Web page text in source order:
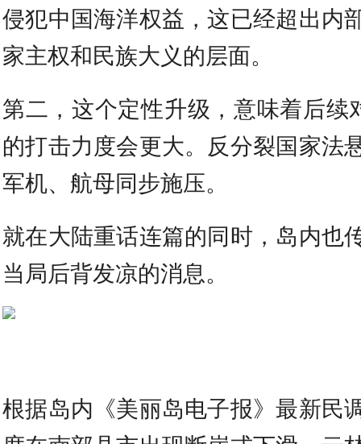
侵犯中国海洋权益，这已经超出内
家主权和民族大义的层面。
第二，这个定性升级，意味着后续
的打击力度会更大。反分裂国家法
军机、航母同步施压。
就在大陆重话连篇的同时，岛内也
当局后背发凉的消息。
根据岛内《美丽岛电子报》最新民